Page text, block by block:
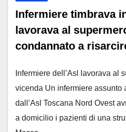
Infermiere timbrava
lavorava al
condannato a
Infermiere dell’Asl lavorava al
vicenda Un infermiere assunto
dall’Asl Toscana Nord Ovest
a domicilio i pazienti di una